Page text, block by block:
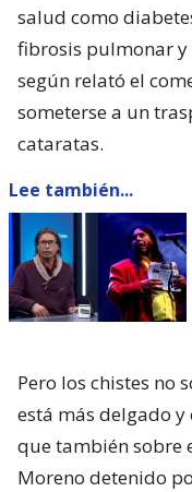
salud como
fibrosis pulmonar y
según relató el
someterse a un
cataratas.
Lee también...
Pero los chistes no
está más delgado y
que también sobre
Moreno detenido